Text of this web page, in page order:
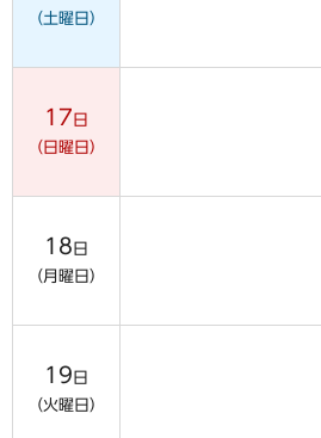
（土曜日）
17 日
（日曜日）
18 日
（月曜日）
19 日
（火曜日）